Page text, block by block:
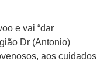
e vai “dar
Dr (Antonio)
aos cuidados